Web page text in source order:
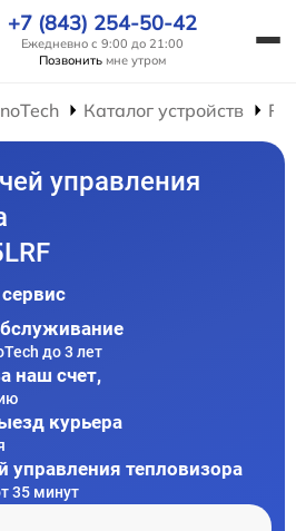
+7 (843) 254-50-42
Ежедневно с 9:00 до 21:00
Позвонить мне утром
Каталог устройств
управления
до 3 лет
наш счет,
курьера
управления тепловизора
35 минут